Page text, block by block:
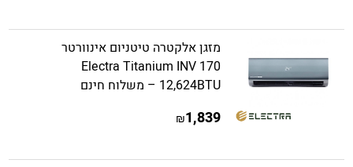
מזגן אלקטרה טיטניום אינוורטר
Electra Titanium INV 170
12,624BTU – משלוח חינם
1,839
₪